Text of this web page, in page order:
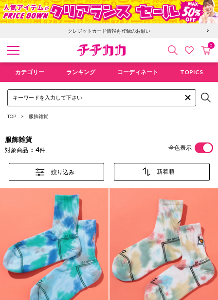
クレジットカード情報再登録のお願い
検索 お気にカ
0
カテゴリー ランキング コーディネート TOPICS
TOP 服飾雑貨
服飾雑貨
対象商品 4件 全色表示
絞り込み